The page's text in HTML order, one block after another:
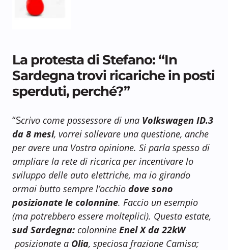
La protesta di Stefano: “In
Sardegna trovi ricariche in posti
sperduti, perché?”
“Scrivo come possessore di una Volkswagen ID.3
da 8 mesi, vorrei sollevare una questione, anche
per avere una Vostra opinione. Si parla spesso di
ampliare la rete di ricarica per incentivare lo
sviluppo delle auto elettriche, ma io girando
ormai butto sempre l’occhio dove sono
posizionate le colonnine. Faccio un esempio
(ma potrebbero essere molteplici). Questa estate,
sud Sardegna: colonnine Enel X da 22kW
posizionate a Olia, speciosa frazione Camisa;